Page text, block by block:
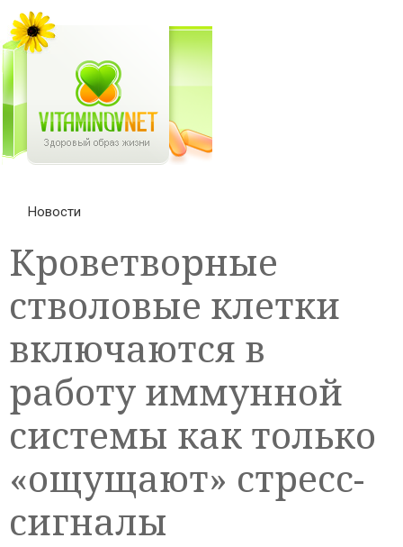
Новости
Кроветворные
стволовые клетки
включаются в
работу иммунной
системы как только
«ощущают» стресс-
сигналы